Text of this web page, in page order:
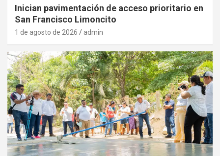
Inician pavimentación de acceso prioritario en
San Francisco Limoncito
1 de agosto de 2026 admin